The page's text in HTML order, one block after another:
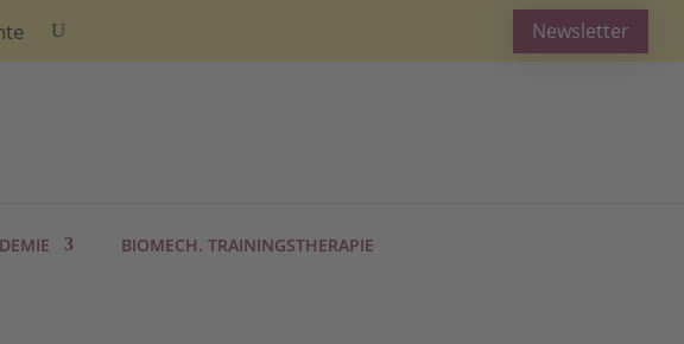
Newsletter
BIOMECH. TRAININGSTHERAPIE